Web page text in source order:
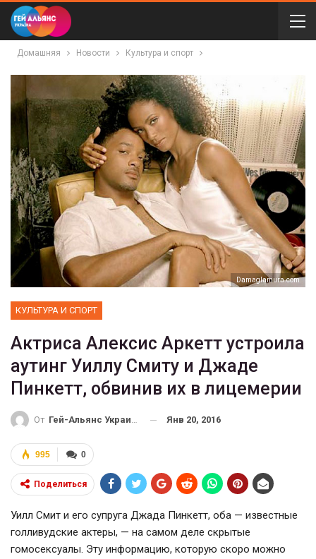
Домашняя Новости Культура и спорт
Damaglamura.com
КУЛЬТУРА И СПОРТ
Актриса Алексис Аркетт устроила
аутинг Уиллу Смиту и Джаде
Пинкетт, обвинив их в лицемерии
От Гей-Альянс Украина Янв 20, 2016
0
995
Поделиться
Уилл Смит и его супруга Джада Пинкетт, оба — известные
голливудские актеры, — на самом деле скрытые
гомосексуалы. Эту информацию, которую скоро можно